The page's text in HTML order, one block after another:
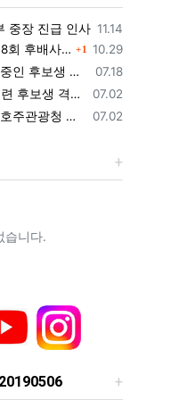
등록일
10.29
학기금 3억 7,620만원 조성 댓글
1
등록일
07.18
보생 위문 후기
등록일
07.02
안내 - 7월9일(수)
등록일
07.02
한국화 최초 초청 전시회
등록일
07.02
단 10주년 기념 제10회 정기연주회
등록일
01.22
에 ROTC 동문 4인이 출연
등록일
01.19
美 대학 특별리더십 연수’ 선발
중장 진급 인사
습니다.